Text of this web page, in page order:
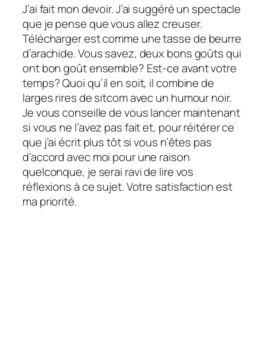
J’ai fait mon devoir. J’ai suggéré un spectacle
que je pense que vous allez creuser.
Téléchargerest comme une tasse de beurre
d’arachide. Vous savez, deux bons goûts qui
ont bon goût ensemble? Est-ce avant votre
temps? Quoi qu’il en soit, il combine de
larges rires de sitcom avec un humour noir.
Je vous conseille de vous lancer maintenant
si vous ne l’avez pas fait et, pour réitérer ce
que j’ai écrit plus tôt si vous n’êtes pas
d’accord avec moi pour une raison
quelconque, je serai ravi de lire vos
réflexions à ce sujet. Votre satisfaction est
ma priorité.